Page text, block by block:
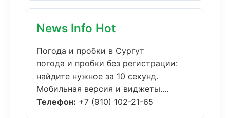
News Info Hot
Погода и пробки в Сургут
погода и пробки без регистрации:
найдите нужное за 10 секунд.
Мобильная версия и виджеты....
Телефон: +7 (910) 102-21-65